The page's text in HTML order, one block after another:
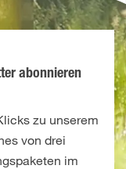
abonnieren
zu unserem
von drei
im